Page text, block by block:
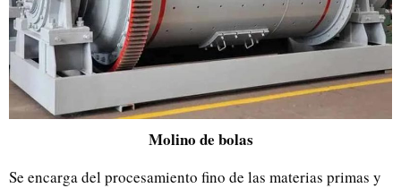
Molino de bolas
Se encarga del procesamiento fino de las materias primas y